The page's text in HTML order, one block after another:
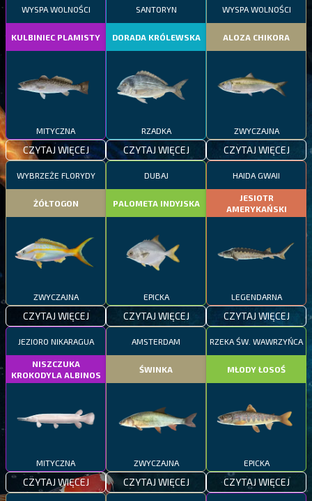
WYSPA WOLNOŚCI
KULBINIEC PLAMISTY
MITYCZNA
CZYTAJ WIĘCEJ
SANTORYN
DORADA KRÓLEWSKA
RZADKA
CZYTAJ WIĘCEJ
WYSPA WOLNOŚCI
ALOZA CHIKORA
ZWYCZAJNA
CZYTAJ WIĘCEJ
WYBRZEŻE FLORYDY
ŻÓŁTOGON
ZWYCZAJNA
CZYTAJ WIĘCEJ
DUBAJ
PALOMETA INDYJSKA
EPICKA
CZYTAJ WIĘCEJ
HAIDA GWAII
JESIOTR
AMERYKAŃSKI
LEGENDARNA
CZYTAJ WIĘCEJ
JEZIORO NIKARAGUA
NISZCZUKA
KROKODYLA ALBINOS
MITYCZNA
CZYTAJ WIĘCEJ
AMSTERDAM
ŚWINKA
ZWYCZAJNA
CZYTAJ WIĘCEJ
RZEKA ŚW. WAWRZYŃCA
MŁODY ŁOSOŚ
EPICKA
CZYTAJ WIĘCEJ